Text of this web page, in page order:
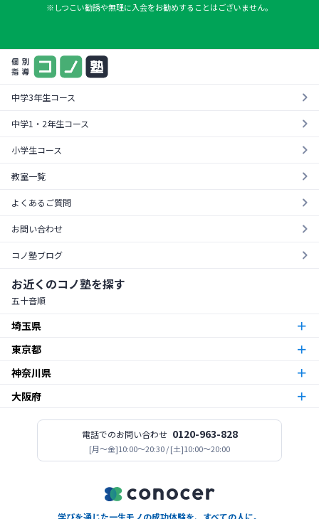
※しつこい勧誘や無理に入会をお勧めすることはございません。
中学3年生コース
中学1・2年生コース
小学生コース
教室一覧
よくあるご質問
お問い合わせ
コノ塾ブログ
お近くのコノ塾を探す
五十音順
埼玉県
朝霞市
越谷市
志木校
新所沢校
東京都
東京23区
足立区
江戸川区 一之江校江戸川中央校小岩校平井校南篠崎校
金町校亀有校 高砂校 立石校 堀切菖蒲園校
神奈川県
厚木市
神木本町校新百合ヶ丘校中野島校南加瀬校武蔵新城校
小田急相模原校古淵校相模原校二本松校
大阪府
今福鶴見校北田辺校関目校西田辺校平野東校都島校
電話でのお問い合わせ 0120-963-828
[月〜金]10:00～20:30 / [土]10:00～20:00
学びを通じた一生モノの成功体験を、すべての人に。